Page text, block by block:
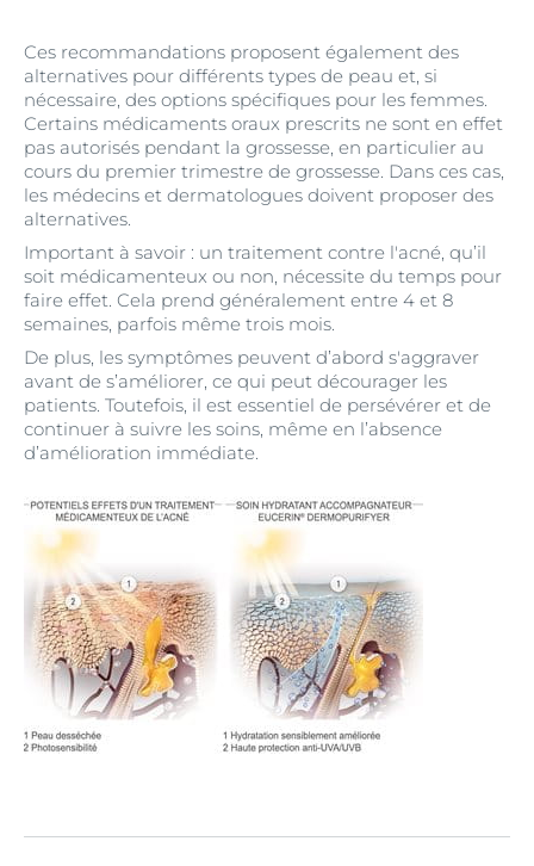
Ces recommandations proposent également des
alternatives pour différents types de peau et, si
nécessaire, des options spécifiques pour les femmes.
Certains médicaments oraux prescrits ne sont en effet
pas autorisés pendant la grossesse, en particulier au
cours du premier trimestre de grossesse. Dans ces cas,
les médecins et dermatologues doivent proposer des
alternatives.
Important à savoir : un traitement contre l'acné, qu’il
soit médicamenteux ou non, nécessite du temps pour
faire effet. Cela prend généralement entre 4 et 8
semaines, parfois même trois mois.
De plus, les symptômes peuvent d’abord s'aggraver
avant de s’améliorer, ce qui peut décourager les
patients. Toutefois, il est essentiel de persévérer et de
continuer à suivre les soins, même en l’absence
d’amélioration immédiate.